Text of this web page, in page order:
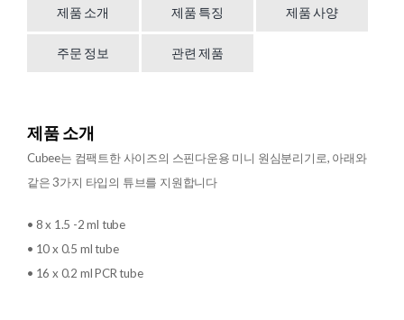
제품 소개 제품 특징 제품 사양
주문 정보 관련 제품
제품 소개
Cubee는 컴팩트한 사이즈의 스핀다운용 미니 원심분리기로, 아래와
같은 3가지 타입의 튜브를 지원합니다
• 8 x 1.5 -2 ml tube
• 10 x 0.5 ml tube
• 16 x 0.2 ml PCR tube